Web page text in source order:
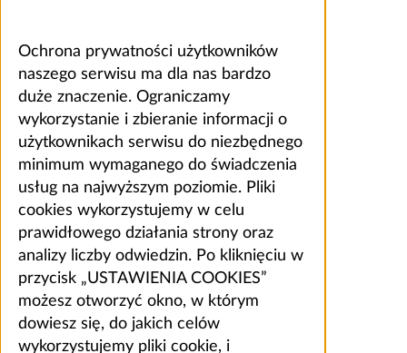
Ochrona prywatności użytkowników
naszego serwisu ma dla nas bardzo
duże znaczenie. Ograniczamy
wykorzystanie i zbieranie informacji o
użytkownikach serwisu do niezbędnego
minimum wymaganego do świadczenia
usług na najwyższym poziomie. Pliki
cookies wykorzystujemy w celu
prawidłowego działania strony oraz
analizy liczby odwiedzin. Po kliknięciu w
przycisk „USTAWIENIA COOKIES”
możesz otworzyć okno, w którym
dowiesz się, do jakich celów
wykorzystujemy pliki cookie, i